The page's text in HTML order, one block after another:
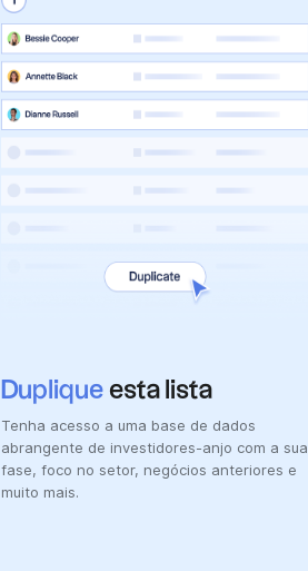
Duplique esta lista
Tenha acesso a uma base de dados
abrangente de investidores-anjo com a sua
fase, foco no setor, negócios anteriores e
muito mais.